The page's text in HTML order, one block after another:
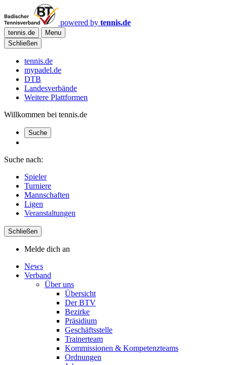
powered by tennis.de
tennis.de
Menu
Schließen
tennis.de
mypadel.de
DTB
Landesverbände
Weitere Plattformen
Willkommen bei tennis.de
Suche
Suche nach:
Spieler
Turniere
Mannschaften
Ligen
Veranstaltungen
Schließen
Melde dich an
News
Verband
Über uns
Übersicht
Der BTV
Bezirke
Präsidium
Geschäftsstelle
Trainerteam
Kommissionen & Kompetenzteams
Ordnungen